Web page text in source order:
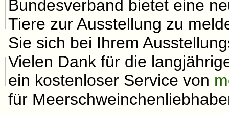
Bundesverband bietet eine
Tiere zur Ausstellung zu
Sie sich bei Ihrem
Vielen Dank für die
ein kostenloser Service von
für